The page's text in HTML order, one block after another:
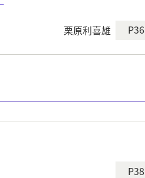
栗原利喜雄
P36
P38